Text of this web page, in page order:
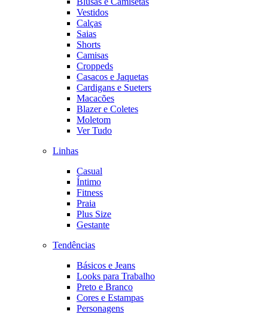
Vestidos
Calças
Saias
Shorts
Camisas
Croppeds
Casacos e Jaquetas
Cardigans e Sueters
Macacões
Blazer e Coletes
Moletom
Ver Tudo
Linhas
Casual
Íntimo
Fitness
Praia
Plus Size
Gestante
Tendências
Básicos e Jeans
Looks para Trabalho
Preto e Branco
Cores e Estampas
Personagens